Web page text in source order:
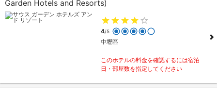
Garden Hotels and Resorts)
4/5
中壢區
このホテルの料金を確認するには宿泊
日・部屋数を指定してください